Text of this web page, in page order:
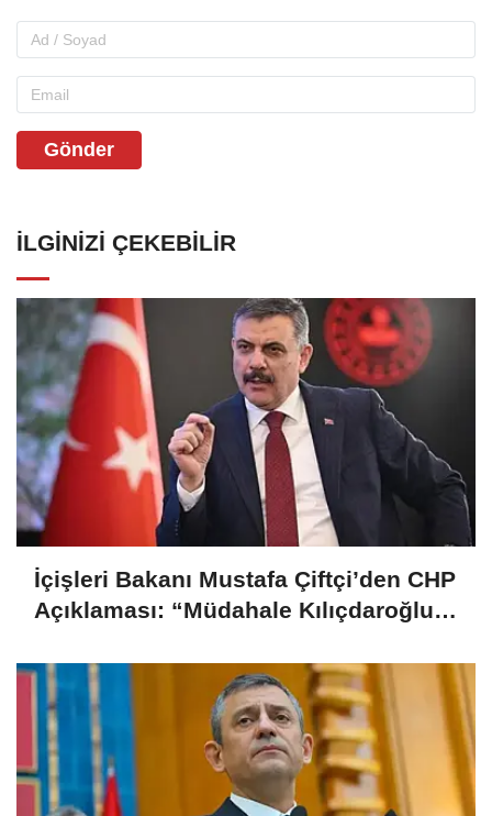
Gönder
İLGINIZI ÇEKEBILIR
İçişleri Bakanı Mustafa Çiftçi’den CHP
Açıklaması: “Müdahale Kılıçdaroğlu